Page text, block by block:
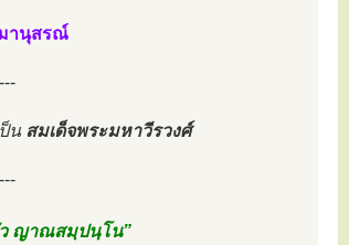
านุสรณ์
น สมเด็จพระมหาวีรวงศ์
ว ญาณสมฺปนฺโน”